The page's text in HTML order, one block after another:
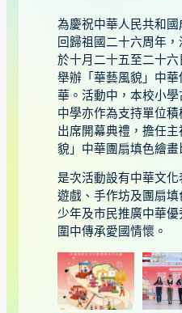
為慶祝中華人民共和
回歸祖國二十六周年
於十月二十五至二十
舉辦「華藝風貌」中
華。活動中，本校小
中學亦作為支持單位
出席開幕典禮，擔任
貌」中華團扇填色繪畫
是次活動設有中華文
遊戲、手作坊及團扇
少年及市民推廣中華
圍中傳承愛國情懷。